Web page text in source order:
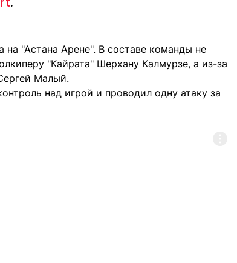
Пресс-центр
Мы в социальных сетях
на "Астана Арене". В составе команды не
"Кайрата" Шерхану Калмурзе, а из-за
Малый.
над игрой и проводил одну атаку за